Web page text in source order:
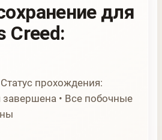
для
Creed:
прохождения:
• Все побочные